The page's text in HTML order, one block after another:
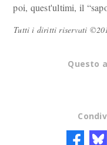
poi, quest'ultimi, il
Tutti i diritti riservati
Questo